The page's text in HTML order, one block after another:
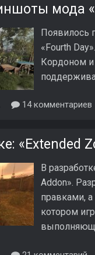
мода
Появилось
«Fourth
Кордоном и
14 комментариев
«Extended
В
Addon».
правками,
котором